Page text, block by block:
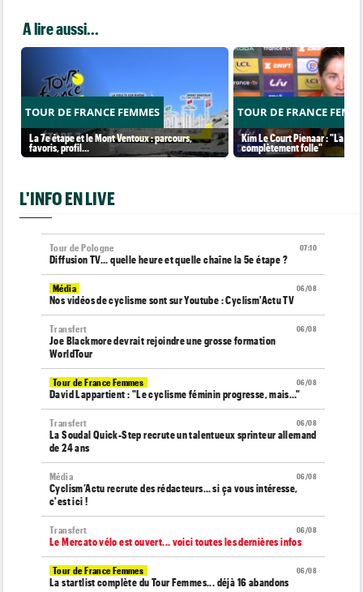
A lire aussi...
TOUR DE FRANCE FEMMES
La 7e étape et le Mont Ventoux : parcours,
favoris, profil…
TOUR DE FRANCE
Kim Le Court Pienaar : "La
complètement folle"
L'INFO EN LIVE
07:10
Tour de Pologne
Diffusion TV... quelle heure et quelle chaîne la 5e étape ?
06/08
Média
Nos vidéos de cyclisme sont sur Youtube : Cyclism'Actu TV
06/08
Transfert
Joe Blackmore devrait rejoindre une grosse formation
WorldTour
06/08
Tour de France Femmes
David Lappartient : "Le cyclisme féminin progresse, mais…"
06/08
Transfert
La Soudal Quick-Step recrute un talentueux sprinteur allemand
de 24 ans
06/08
Média
Cyclism’Actu recrute des rédacteurs… si ça vous intéresse,
c'est ici !
06/08
Transfert
Le Mercato vélo est ouvert... voici toutes les dernières infos
06/08
Tour de France Femmes
La startlist complète du Tour Femmes... déjà 16 abandons